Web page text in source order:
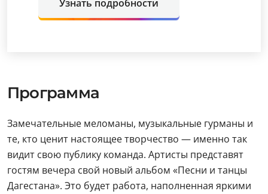
Узнать подробности
Программа
Замечательные меломаны, музыкальные гурманы и
те, кто ценит настоящее творчество — именно так
видит свою публику команда. Артисты представят
гостям вечера свой новый альбом «Песни и танцы
Дагестана». Это будет работа, наполненная яркими